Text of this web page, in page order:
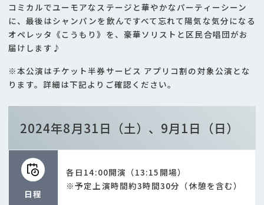
コミカルでユーモアなステージと華やかなパーティーシーン
に、最後はシャンパンを飲んですべて忘れて陽気な気分になる
オペレッタ《こうもり》を、豪華ソリストと区民合唱団がお
届けします♪
※本公演はチケット半券サービス アプリコ割の対象公演とな
ります。詳細は下記よりご確認ください。
2024年8月31日（土）、9月1日（日）
日程
各日14:00開演（13:15開場）
※予定上演時間約3時間30分（休憩を含む）